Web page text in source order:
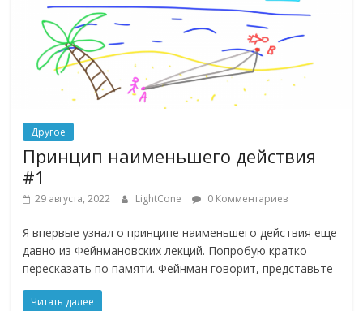
Другое
Принцип наименьшего действия
#1
29 августа, 2022 LightCone 0 Комментариев
Я впервые узнал о принципе наименьшего действия еще
давно из Фейнмановских лекций. Попробую кратко
пересказать по памяти. Фейнман говорит, представьте
Читать далее